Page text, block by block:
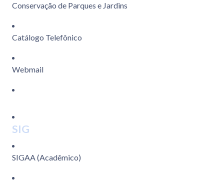
Conservação de Parques e Jardins
Catálogo Telefônico
Webmail
SIG
SIGAA (Acadêmico)